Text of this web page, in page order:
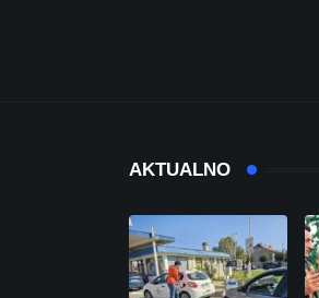
AKTUALNO